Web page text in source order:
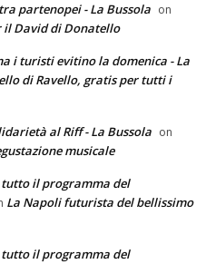
partenopei - La Bussola on
il David di Donatello
i turisti evitino la domenica - La
di Ravello, gratis per tutti i
al Riff - La Bussola on
musicale
il programma del
La Napoli futurista del bellissimo
il programma del